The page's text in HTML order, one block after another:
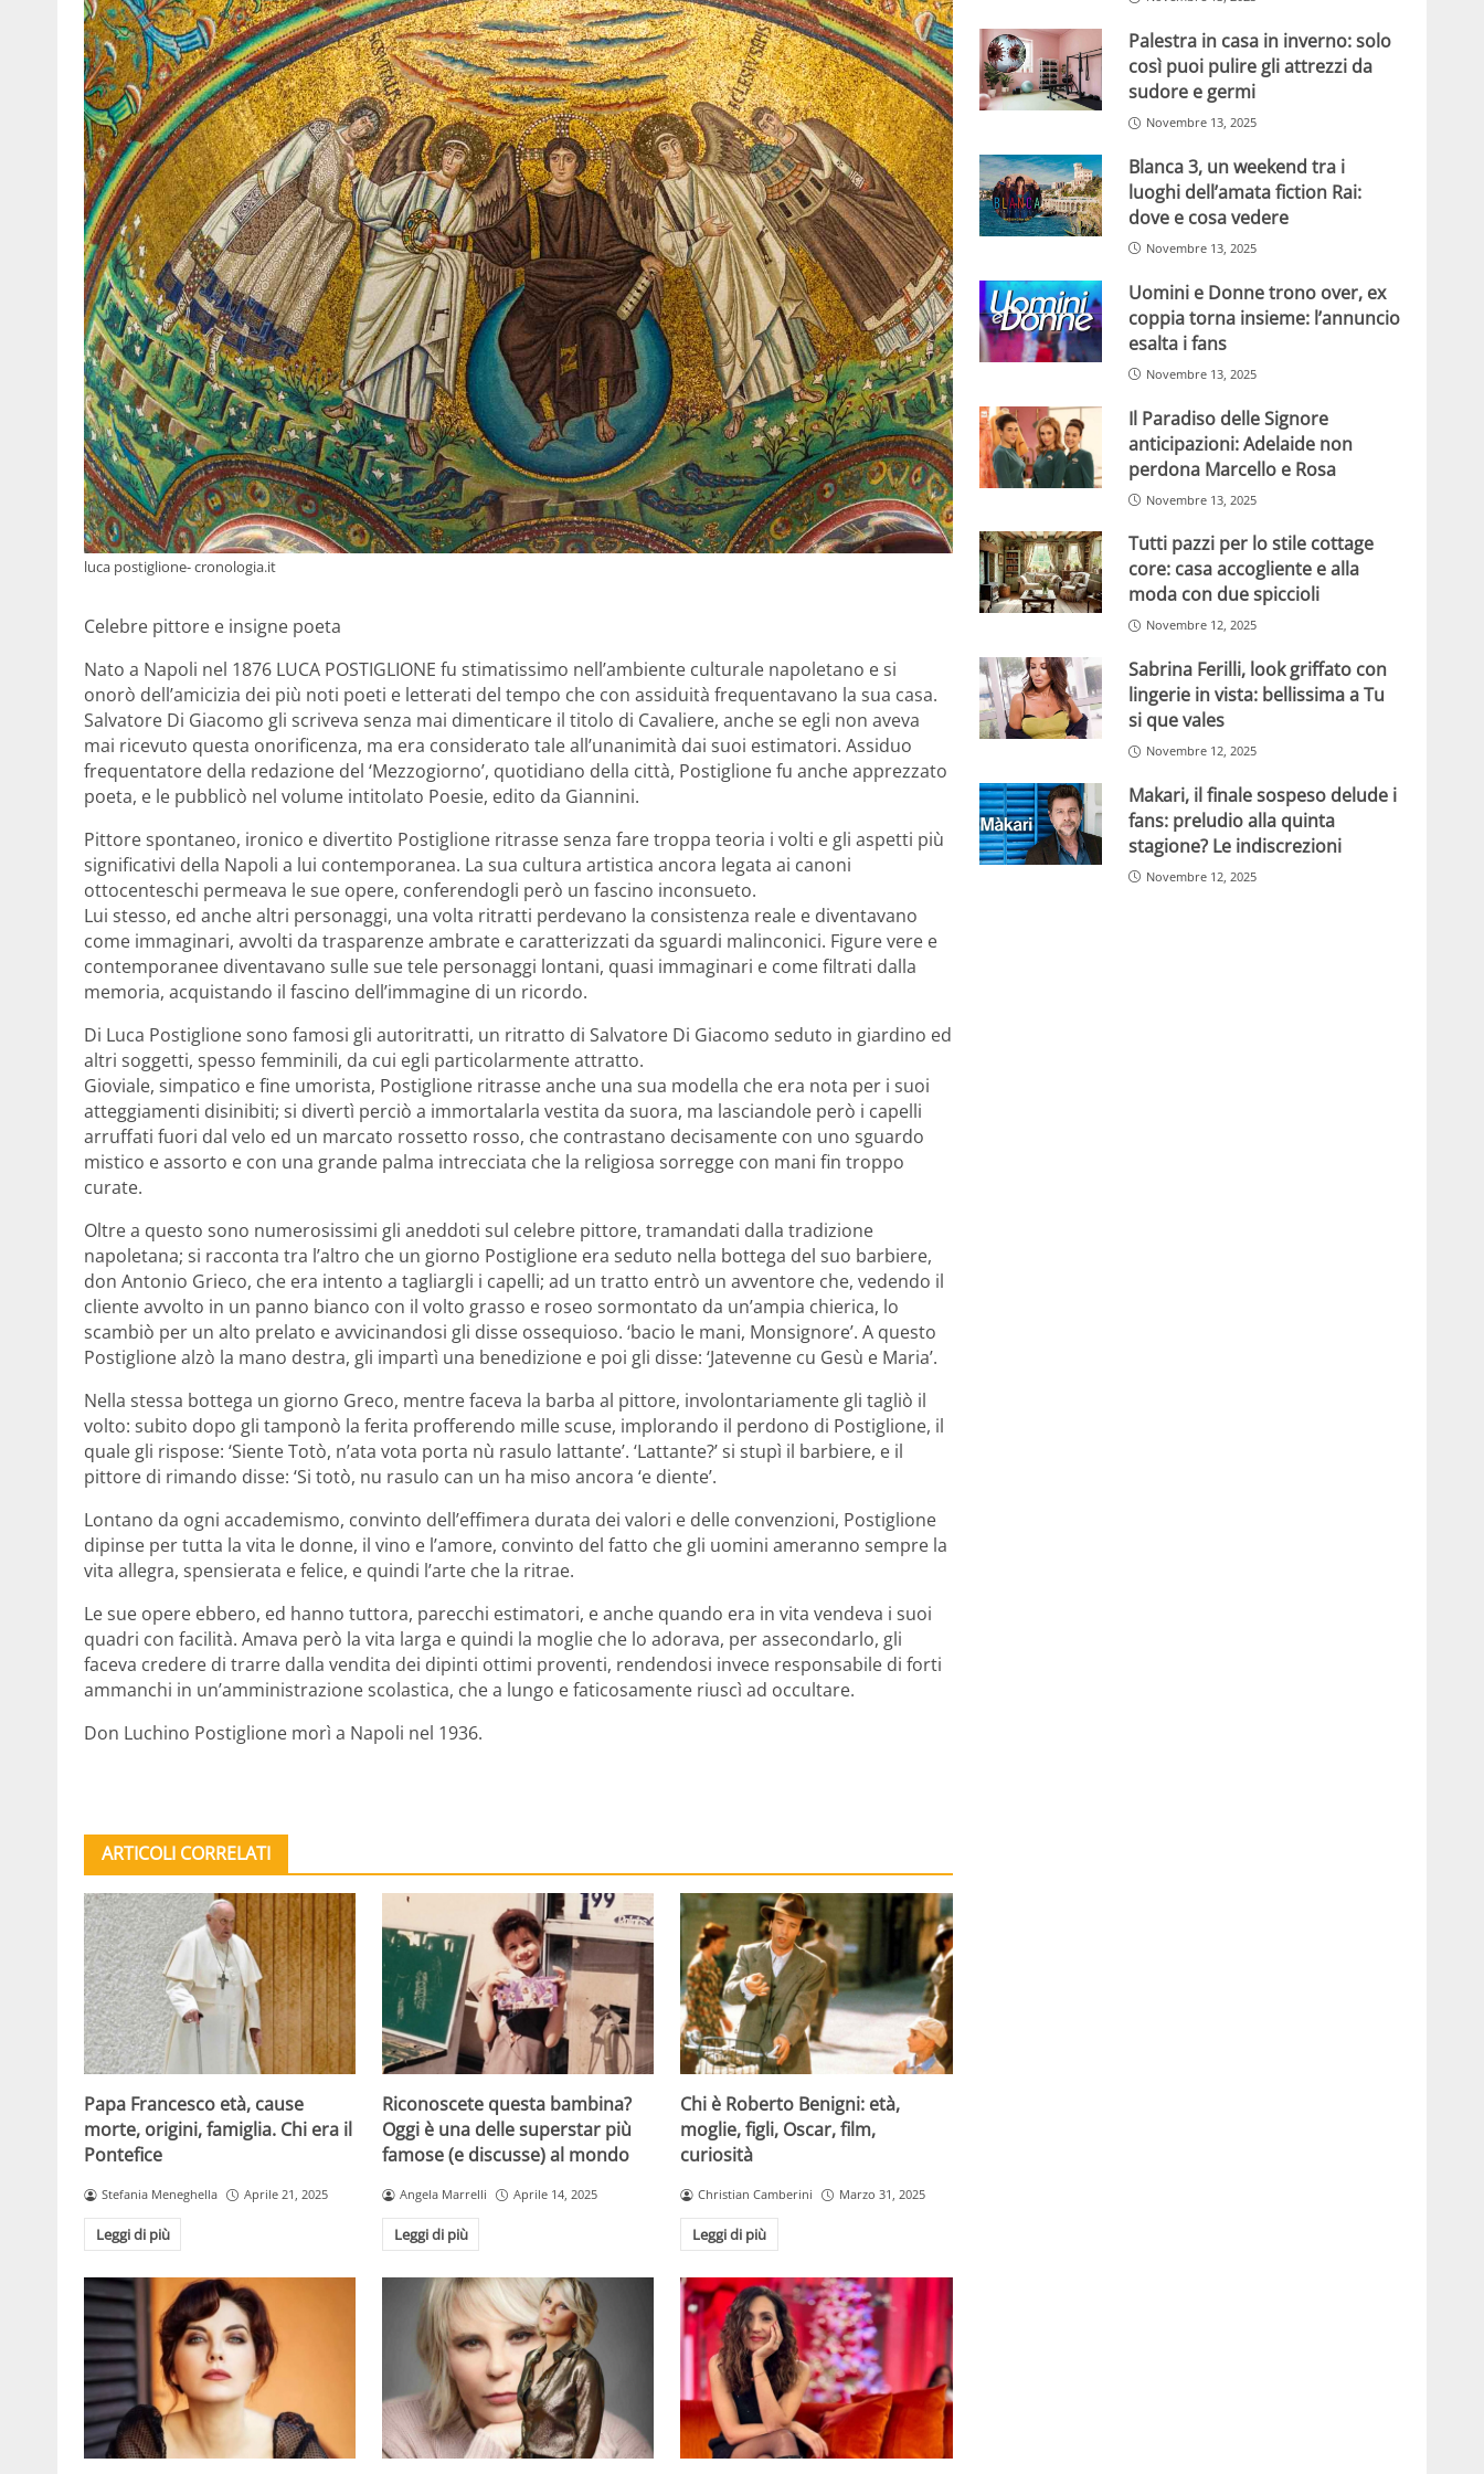
luca postiglione- cronologia.it
Celebre pittore e insigne poeta
Nato a Napoli nel 1876 LUCA POSTIGLIONE fu stimatissimo nell’ambiente culturale napoletano e si
onorò dell’amicizia dei più noti poeti e letterati del tempo che con assiduità frequentavano la sua casa.
Salvatore Di Giacomo gli scriveva senza mai dimenticare il titolo di Cavaliere, anche se egli non aveva
mai ricevuto questa onorificenza, ma era considerato tale all’unanimità dai suoi estimatori. Assiduo
frequentatore della redazione del ‘Mezzogiorno’, quotidiano della città, Postiglione fu anche apprezzato
poeta, e le pubblicò nel volume intitolato Poesie, edito da Giannini.
Pittore spontaneo, ironico e divertito Postiglione ritrasse senza fare troppa teoria i volti e gli aspetti più
significativi della Napoli a lui contemporanea. La sua cultura artistica ancora legata ai canoni
ottocenteschi permeava le sue opere, conferendogli però un fascino inconsueto.
Lui stesso, ed anche altri personaggi, una volta ritratti perdevano la consistenza reale e diventavano
come immaginari, avvolti da trasparenze ambrate e caratterizzati da sguardi malinconici. Figure vere e
contemporanee diventavano sulle sue tele personaggi lontani, quasi immaginari e come filtrati dalla
memoria, acquistando il fascino dell’immagine di un ricordo.
Di Luca Postiglione sono famosi gli autoritratti, un ritratto di Salvatore Di Giacomo seduto in giardino ed
altri soggetti, spesso femminili, da cui egli particolarmente attratto.
Gioviale, simpatico e fine umorista, Postiglione ritrasse anche una sua modella che era nota per i suoi
atteggiamenti disinibiti; si divertì perciò a immortalarla vestita da suora, ma lasciandole però i capelli
arruffati fuori dal velo ed un marcato rossetto rosso, che contrastano decisamente con uno sguardo
mistico e assorto e con una grande palma intrecciata che la religiosa sorregge con mani fin troppo
curate.
Oltre a questo sono numerosissimi gli aneddoti sul celebre pittore, tramandati dalla tradizione
napoletana; si racconta tra l’altro che un giorno Postiglione era seduto nella bottega del suo barbiere,
don Antonio Grieco, che era intento a tagliargli i capelli; ad un tratto entrò un avventore che, vedendo il
cliente avvolto in un panno bianco con il volto grasso e roseo sormontato da un’ampia chierica, lo
scambiò per un alto prelato e avvicinandosi gli disse ossequioso. ‘bacio le mani, Monsignore’. A questo
Postiglione alzò la mano destra, gli impartì una benedizione e poi gli disse: ‘Jatevenne cu Gesù e Maria’.
Nella stessa bottega un giorno Greco, mentre faceva la barba al pittore, involontariamente gli tagliò il
volto: subito dopo gli tamponò la ferita profferendo mille scuse, implorando il perdono di Postiglione, il
quale gli rispose: ‘Siente Totò, n’ata vota porta nù rasulo lattante’. ‘Lattante?’ si stupì il barbiere, e il
pittore di rimando disse: ‘Si totò, nu rasulo can un ha miso ancora ‘e diente’.
Lontano da ogni accademismo, convinto dell’effimera durata dei valori e delle convenzioni, Postiglione
dipinse per tutta la vita le donne, il vino e l’amore, convinto del fatto che gli uomini ameranno sempre la
vita allegra, spensierata e felice, e quindi l’arte che la ritrae.
Le sue opere ebbero, ed hanno tuttora, parecchi estimatori, e anche quando era in vita vendeva i suoi
quadri con facilità. Amava però la vita larga e quindi la moglie che lo adorava, per assecondarlo, gli
faceva credere di trarre dalla vendita dei dipinti ottimi proventi, rendendosi invece responsabile di forti
ammanchi in un’amministrazione scolastica, che a lungo e faticosamente riuscì ad occultare.
Don Luchino Postiglione morì a Napoli nel 1936.
ARTICOLI CORRELATI
Papa Francesco età, cause
morte, origini, famiglia. Chi era il
Pontefice
Stefania Meneghella Aprile 21, 2025
Leggi di più
Riconoscete questa bambina?
Oggi è una delle superstar più
famose (e discusse) al mondo
Angela Marrelli Aprile 14, 2025
Leggi di più
Chi è Roberto Benigni: età,
moglie, figli, Oscar, film,
curiosità
Christian Camberini Marzo 31, 2025
Leggi di più
Palestra in casa in inverno: solo
così puoi pulire gli attrezzi da
sudore e germi
Novembre 13, 2025
Blanca 3, un weekend tra i
luoghi dell’amata fiction Rai:
dove e cosa vedere
Novembre 13, 2025
Uomini e Donne trono over, ex
coppia torna insieme: l’annuncio
esalta i fans
Novembre 13, 2025
Il Paradiso delle Signore
anticipazioni: Adelaide non
perdona Marcello e Rosa
Novembre 13, 2025
Tutti pazzi per lo stile cottage
core: casa accogliente e alla
moda con due spiccioli
Novembre 12, 2025
Sabrina Ferilli, look griffato con
lingerie in vista: bellissima a Tu
si que vales
Novembre 12, 2025
Makari, il finale sospeso delude i
fans: preludio alla quinta
stagione? Le indiscrezioni
Novembre 12, 2025